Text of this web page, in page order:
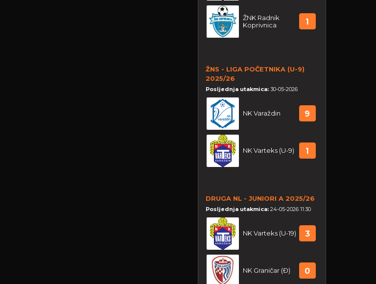
ŽNK Radnik
Koprivnica
1
ŽNS - LIGA POČETNIKA (U-9)
2025/26
Posljednja utakmica: 30-05-2026
NK Varaždin 9
NK Varteks (U-9) 1
DRUGA NL - JUNIORI A 2025/26
Posljednja utakmica: 24-05-2026 11:30
NK Varteks (U-19) 3
NK Graničar (Đ) 0